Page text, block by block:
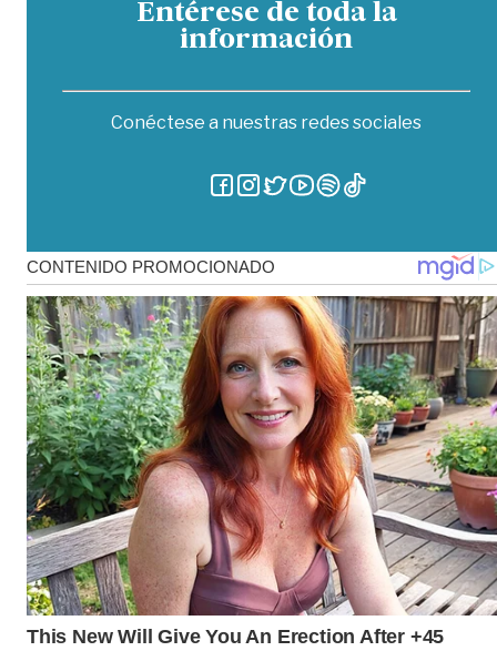
Entérese de toda la
información
Conéctese a nuestras redes sociales